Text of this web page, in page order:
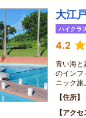
大江
ハイクラ
4.2
青い海と
のインフ
ニック旅。
住所
アクセ